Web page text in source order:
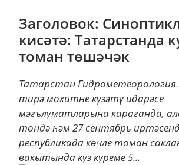
Заголовок:
кисәтә: Татарстанда
томан төшәчәк
Татарстан Гидрометеорология
тирә мохитне күзәтү идарәсе
мәгълүматларына караганда,
төндә һәм 27 сентябрь
республикада көчле томан
вакытында күз күреме 5...